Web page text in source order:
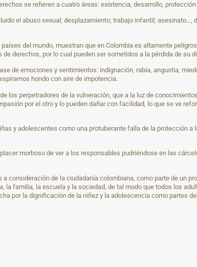
se refieren a cuatro áreas: existencia, desarrollo,
el abuso sexual; desplazamiento; trabajo infantil; asesinato…,
del mundo, muestran que en Colombia es altamente
derechos, por lo cual pueden ser sometidos a la pérdida de su
de emociones y sentimientos: indignación, rabia, angustia,
hondo con aire de impotencia.
los perpetradores de la vulneración, que a la luz de
por el otro y lo pueden dañar con facilidad, lo que se ve
y adolescentes como una protuberante falla de la protección
morboso de ver a los responsables pudriéndose en las
consideración de la ciudadanía colombiana, como parte de un
familia, la escuela y la sociedad, de tal modo que todos los
por la dignificación de la niñez y la adolescencia como partes